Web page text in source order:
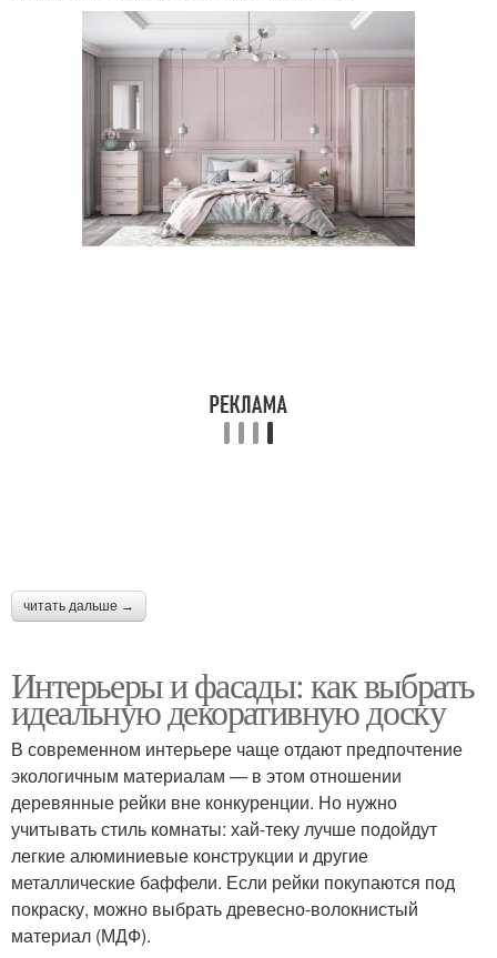
Паркетная основа
Пятна на паркетных
полах
читать дальше →
Интерьеры и фасады: как выбрать
идеальную декоративную доску
В современном интерьере чаще отдают предпочтение
экологичным материалам — в этом отношении
деревянные рейки вне конкуренции. Но нужно
учитывать стиль комнаты: хай-теку лучше подойдут
легкие алюминиевые конструкции и другие
металлические баффели. Если рейки покупаются под
покраску, можно выбрать древесно-волокнистый
материал (МДФ).